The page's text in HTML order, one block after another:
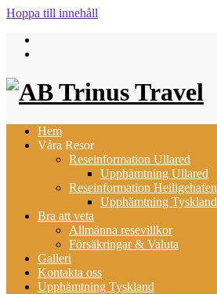
Hoppa till innehåll
Hem
Våra Resor
Reseinformation Ullared
Upphämtning Ullared
Reseinformation Heiligehafen
Upphämtning Tyskland
Bra att veta
Allmänna resevillkor
Försäkringar & Valuta
Galleri
Kontakta oss
Upphämtning Tyskland